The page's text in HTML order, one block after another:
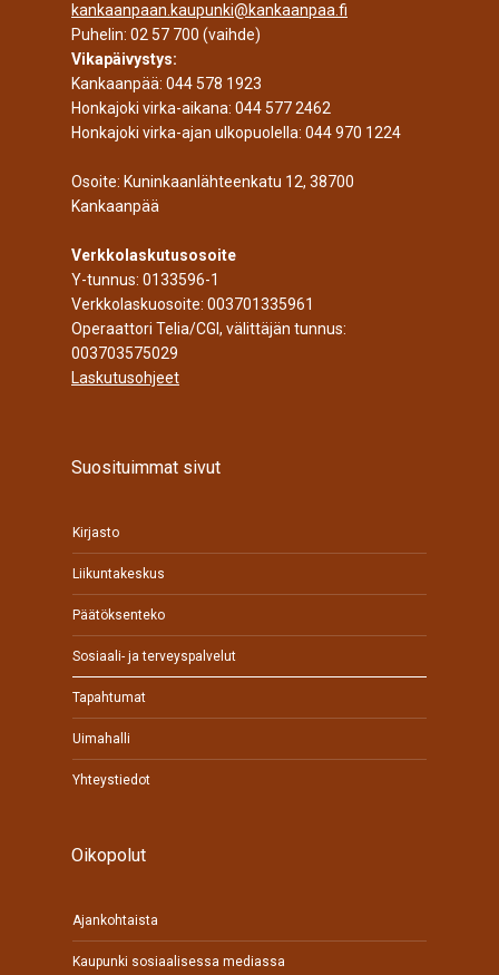
kankaanpaan.kaupunki@kankaanpaa.fi
Puhelin: 02 57 700 (vaihde)
Vikapäivystys:
Kankaanpää: 044 578 1923
Honkajoki virka-aikana: 044 577 2462
Honkajoki virka-ajan ulkopuolella: 044 970 1224
Osoite: Kuninkaanlähteenkatu 12, 38700
Kankaanpää
Verkkolaskutusosoite
Y-tunnus: 0133596-1
Verkkolaskuosoite: 003701335961
Operaattori Telia/CGI, välittäjän tunnus:
003703575029
Laskutusohjeet
Suosituimmat sivut
Kirjasto
Liikuntakeskus
Päätöksenteko
Sosiaali- ja terveyspalvelut
Tapahtumat
Uimahalli
Yhteystiedot
Oikopolut
Ajankohtaista
Kaupunki sosiaalisessa mediassa